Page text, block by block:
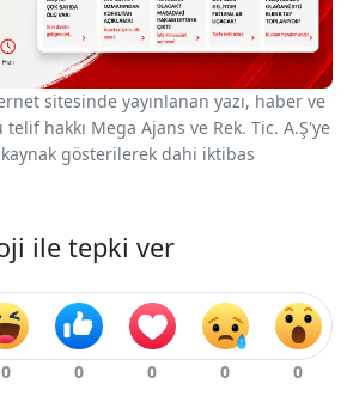
sitesinde yayınlanan yazı, haber ve
hakkı Mega Ajans ve Rek. Tic. A.Ş'ye
gösterilerek dahi iktibas
ile tepki ver